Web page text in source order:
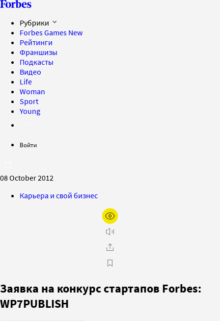
Рубрики
Forbes Games New
Рейтинги
Франшизы
Подкасты
Видео
Life
Woman
Sport
Young
Войти
08 October 2012
Карьера и свой бизнес
Заявка на конкурс стартапов Forbes:
WP7PUBLISH